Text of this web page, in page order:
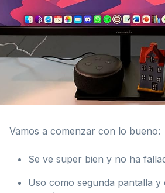
Vamos a comenzar con lo bueno:
Se ve super bien y no ha
Uso como segunda pantalla y